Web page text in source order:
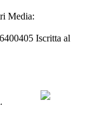
Media:
Iscritta al